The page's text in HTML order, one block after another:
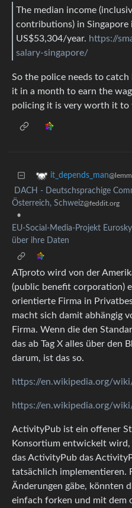
The median income
contributions) in
US$53,304/year. https://
salary-singapore/
So the police needs to
it in a month to earn the
policing it is very worth it to
it_depends_man
DACH - Deutschsprachige
Österreich, Schweiz@feddit.org
•
EU-Social-Media-Projekt
über ihre Daten
ATproto wird von der
(public benefit corporation)
orientierte Firma in
macht sich damit abhängig
Firma. Wenn die den
das ab Tag X alles über den
darum, ist das so.
https://en.wikipedia.org/
https://en.wikipedia.org/
ActivityPub ist ein offener
Konsortium entwickelt
das ActivityPub das
tatsächlich implementieren.
Änderungen gäbe, könnten
einfach forken und mit dem